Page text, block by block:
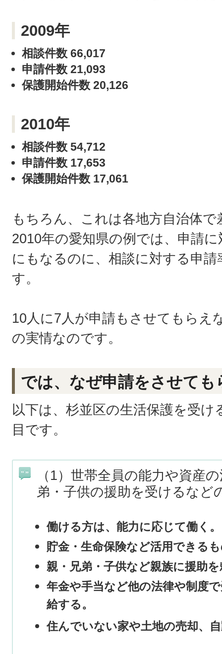
2009年
相談件数 66,017
申請件数 21,093
保護開始件数 20,126
2010年
相談件数 54,712
申請件数 17,653
保護開始件数 17,061
もちろん、これは各地方自治体
2010年の愛知県の例では、申請
にもなるのに、相談に対する申
す。
10人に7人が申請もさせてもらえ
の実情なのです。
では、なぜ申請をさせても
以下は、杉並区の生活保護を受
目です。
（1）世帯全員の能力や資産
弟・子供の援助を受けるなど
働ける方は、能力に応じて働く。
貯金・生命保険など活用できる
親・兄弟・子供など親族に援助
年金や手当など他の法律や制度
給する。
住んでいない家や土地の売却、